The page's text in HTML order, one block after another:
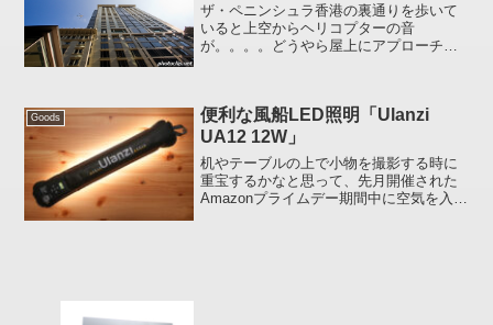
ザ・ペニンシュラ香港の裏通りを歩いて
いると上空からヘリコプターの音
が。。。。どうやら屋上にアプローチす
ファントムもあるでよ(笑)...
Goods
便利な風船LED照明「Ulanzi
UA12 12W」
机やテーブルの上で小物を撮影する時に
重宝するかなと思って、先月開催された
Amazonプライムデー期間中に空気を入れ